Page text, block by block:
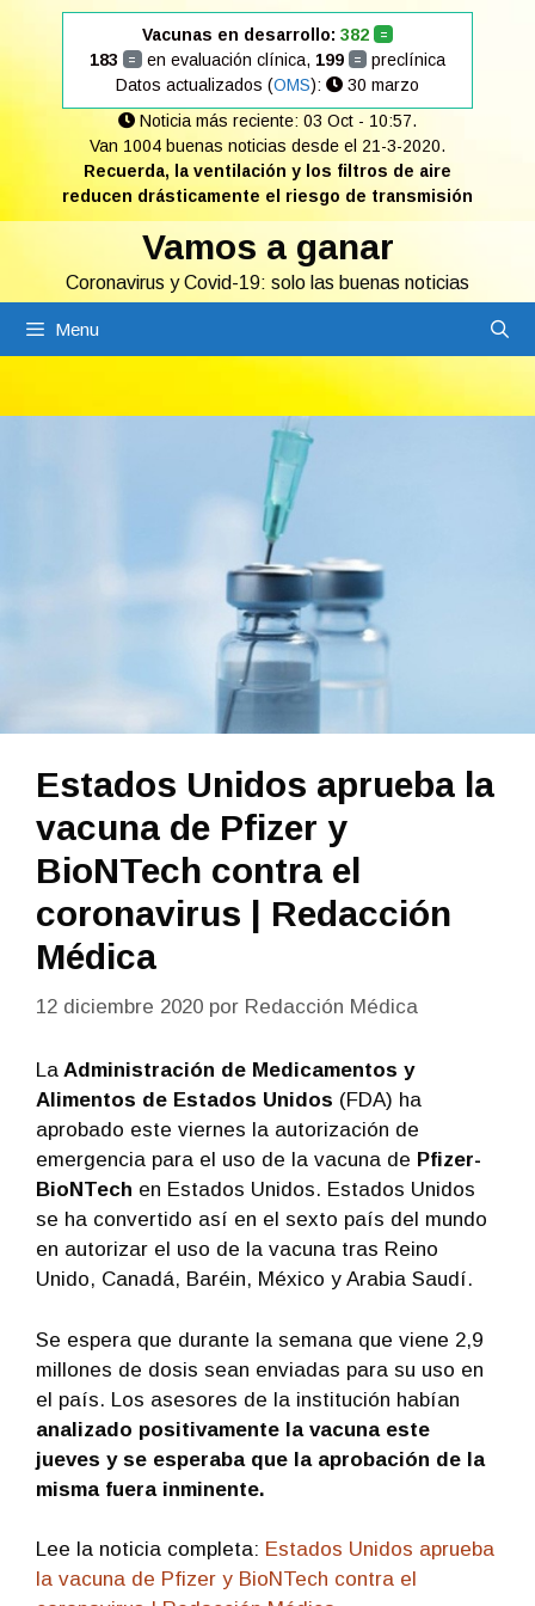
Vacunas en desarrollo: 382 =
183 = en evaluación clínica, 199 = preclínica
Datos actualizados (OMS):
30 marzo
Noticia más reciente: 03 Oct - 10:57.
Van 1004 buenas noticias desde el 21-3-2020.
Recuerda, la ventilación y los filtros de aire
reducen drásticamente el riesgo de transmisión
Vamos a ganar
Coronavirus y Covid-19: solo las buenas noticias
Menu
Estados Unidos aprueba la
vacuna de Pfizer y
BioNTech contra el
coronavirus | Redacción
Médica
12 diciembre 2020 por Redacción Médica
La Administración de Medicamentos y
Alimentos de Estados Unidos (FDA) ha
aprobado este viernes la autorización de
emergencia para el uso de la vacuna de Pfizer-
BioNTech en Estados Unidos. Estados Unidos
se ha convertido así en el sexto país del mundo
en autorizar el uso de la vacuna tras Reino
Unido, Canadá, Baréin, México y Arabia Saudí.
Se espera que durante la semana que viene 2,9
millones de dosis sean enviadas para su uso en
el país. Los asesores de la institución habían
analizado positivamente la vacuna este
jueves y se esperaba que la aprobación de la
misma fuera inminente.
Lee la noticia completa: Estados Unidos aprueba
la vacuna de Pfizer y BioNTech contra el